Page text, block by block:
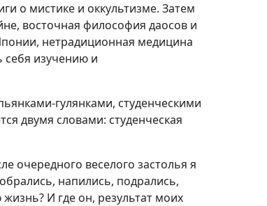
о мистике и оккультизме. Затем
восточная философия даосов и
нетрадиционная медицина
себя изучению и
гулянками, студенческими
двумя словами: студенческая
очередного веселого застолья я
напились, подрались,
И где он, результат моих